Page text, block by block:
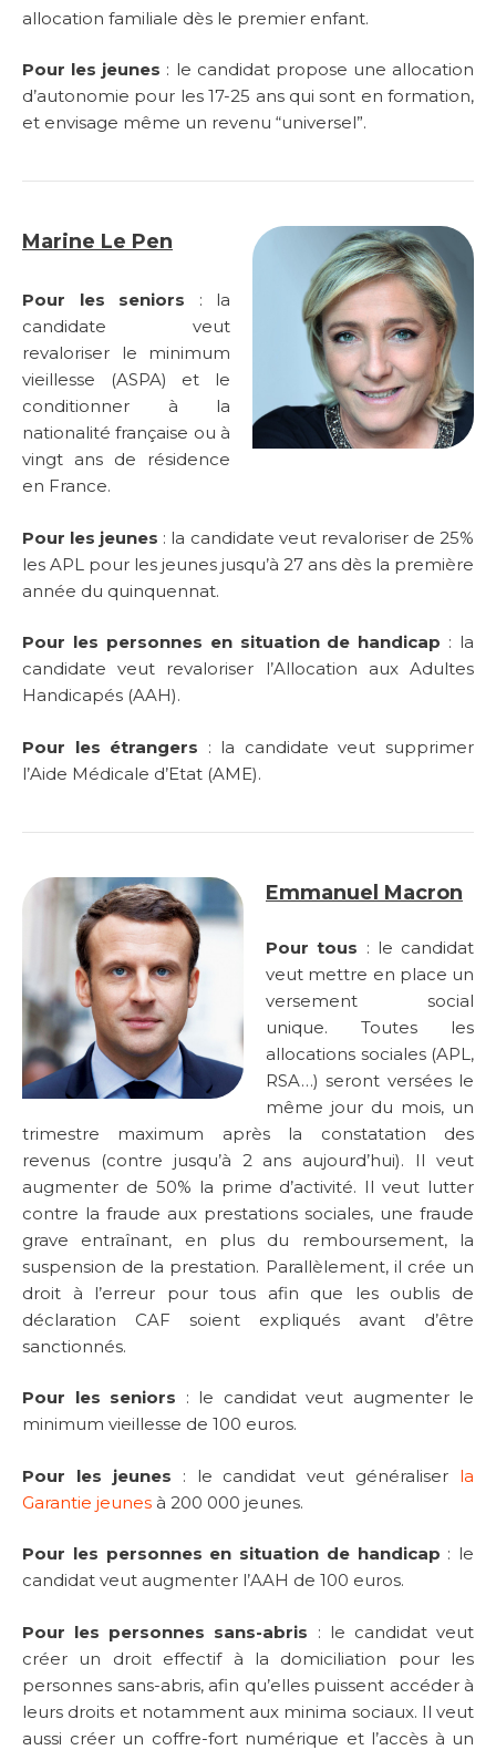
allocation familiale dès le premier enfant.
Pour les jeunes : le candidat propose une allocation
d’autonomie pour les 17-25 ans qui sont en formation,
et envisage même un revenu “universel”.
Marine Le Pen
Pour les seniors : la
candidate veut
revaloriser le minimum
vieillesse (ASPA) et le
conditionner à la
nationalité française ou à
vingt ans de résidence
en France.
Pour les jeunes : la candidate veut revaloriser de 25%
les APL pour les jeunes jusqu’à 27 ans dès la première
année du quinquennat.
Pour les personnes en situation de handicap : la
candidate veut revaloriser l’Allocation aux Adultes
Handicapés (AAH).
Pour les étrangers : la candidate veut supprimer
l’Aide Médicale d’Etat (AME).
Emmanuel Macron
Pour tous : le candidat
veut mettre en place un
versement social
unique. Toutes les
allocations sociales (APL,
RSA…) seront versées le
même jour du mois, un
trimestre maximum après la constatation des
revenus (contre jusqu’à 2 ans aujourd’hui). Il veut
augmenter de 50% la prime d’activité. Il veut lutter
contre la fraude aux prestations sociales, une fraude
grave entraînant, en plus du remboursement, la
suspension de la prestation. Parallèlement, il crée un
droit à l’erreur pour tous afin que les oublis de
déclaration CAF soient expliqués avant d’être
sanctionnés.
Pour les seniors : le candidat veut augmenter le
minimum vieillesse de 100 euros.
Pour les jeunes : le candidat veut généraliser la
Garantie jeunes à 200 000 jeunes.
Pour les personnes en situation de handicap : le
candidat veut augmenter l’AAH de 100 euros.
Pour les personnes sans-abris : le candidat veut
créer un droit effectif à la domiciliation pour les
personnes sans-abris, afin qu’elles puissent accéder à
leurs droits et notamment aux minima sociaux. Il veut
aussi créer un coffre-fort numérique et l’accès à un